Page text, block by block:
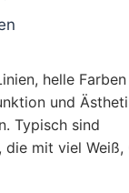
helle Farben
und
Typisch sind
die mit viel Weiß,